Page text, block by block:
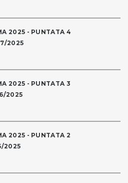
2025 - PUNTATA 4
2025
2025 - PUNTATA 3
2025
2025 - PUNTATA 2
2025